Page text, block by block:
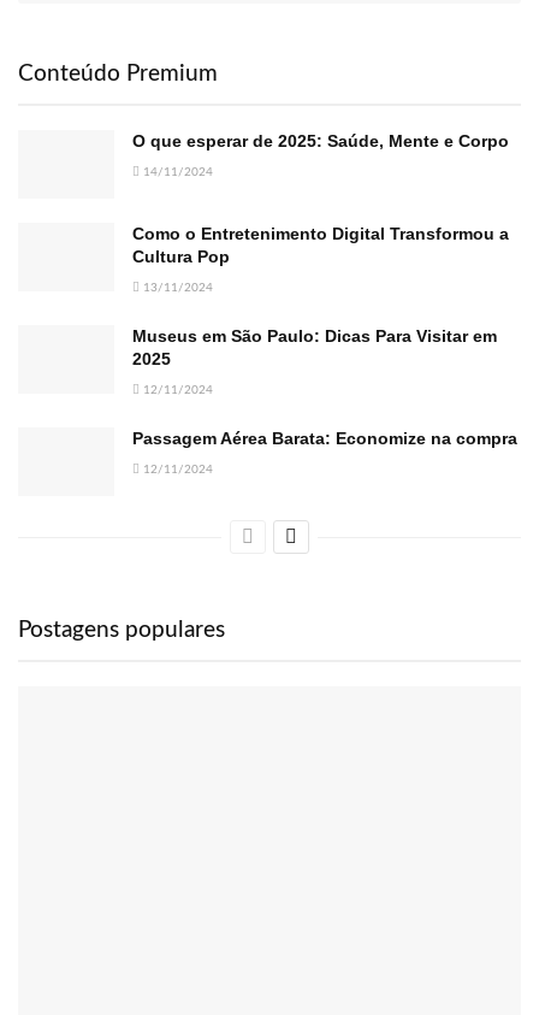
Conteúdo Premium
O que esperar de 2025: Saúde, Mente e Corpo
14/11/2024
Como o Entretenimento Digital Transformou a
Cultura Pop
13/11/2024
Museus em São Paulo: Dicas Para Visitar em
2025
12/11/2024
Passagem Aérea Barata: Economize na compra
12/11/2024
Postagens populares